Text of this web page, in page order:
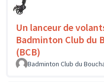
Un lanceur de
Badminton Club du
(BCB)
Badminton Club du